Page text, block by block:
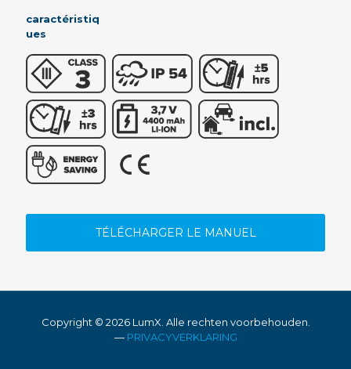
caractéristiq
ues
TÉLÉCHARGER LE MANUEL
Copyright © 2026 LumX. Alle rechten voorbehouden.
— PRIVACYVERKLARING